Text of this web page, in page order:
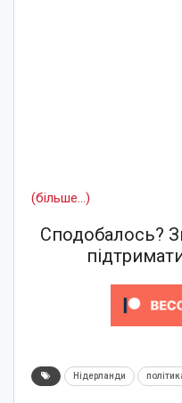
(більше…)
Сподобалось?
Нідерланди